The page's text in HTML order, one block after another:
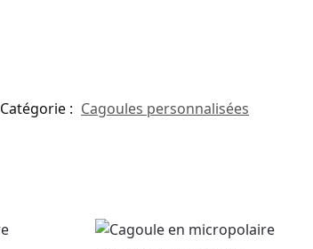
Catégorie : Cagoules personnalisées